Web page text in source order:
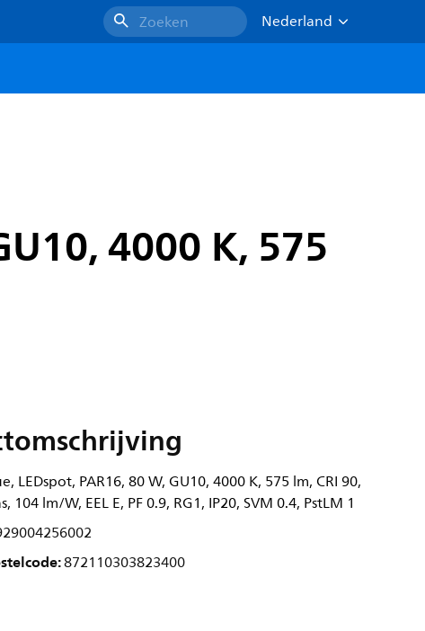
Zoeken
Nederland
4000 K, 575
LEDspot, PAR16, 80 W, GU10, 4000 K, 575 lm, CRI 90,
104 lm/W, EEL E, PF 0.9, RG1, IP20, SVM 0.4, PstLM 1
872110303823400